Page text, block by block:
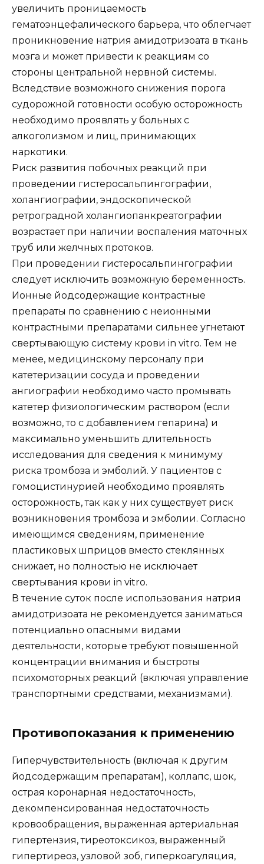
увеличить проницаемость
гематоэнцефалического барьера, что облегчает
проникновение натрия амидотризоата в ткань
мозга и может привести к реакциям со
стороны центральной нервной системы.
Вследствие возможного снижения порога
судорожной готовности особую осторожность
необходимо проявлять у больных с
алкоголизмом и лиц, принимающих
наркотики.
Риск развития побочных реакций при
проведении гистеросальпингографии,
холангиографии, эндоскопической
ретроградной холангиопанкреатографии
возрастает при наличии воспаления маточных
труб или желчных протоков.
При проведении гистеросальпингографии
следует исключить возможную беременность.
Ионные йодсодержащие контрастные
препараты по сравнению с неионными
контрастными препаратами сильнее угнетают
свертывающую систему крови in vitro. Тем не
менее, медицинскому персоналу при
катетеризации сосуда и проведении
ангиографии необходимо часто промывать
катетер физиологическим раствором (если
возможно, то с добавлением гепарина) и
максимально уменьшить длительность
исследования для сведения к минимуму
риска тромбоза и эмболий. У пациентов с
гомоцистинурией необходимо проявлять
осторожность, так как у них существует риск
возникновения тромбоза и эмболии. Согласно
имеющимся сведениям, применение
пластиковых шприцов вместо стеклянных
снижает, но полностью не исключает
свертывания крови in vitro.
В течение суток после использования натрия
амидотризоата не рекомендуется заниматься
потенциально опасными видами
деятельности, которые требуют повышенной
концентрации внимания и быстроты
психомоторных реакций (включая управление
транспортными средствами, механизмами).
Противопоказания к применению
Гиперчувствительность (включая к другим
йодсодержащим препаратам), коллапс, шок,
острая коронарная недостаточность,
декомпенсированная недостаточность
кровообращения, выраженная артериальная
гипертензия, тиреотоксикоз, выраженный
гипертиреоз, узловой зоб, гиперкоагуляция,